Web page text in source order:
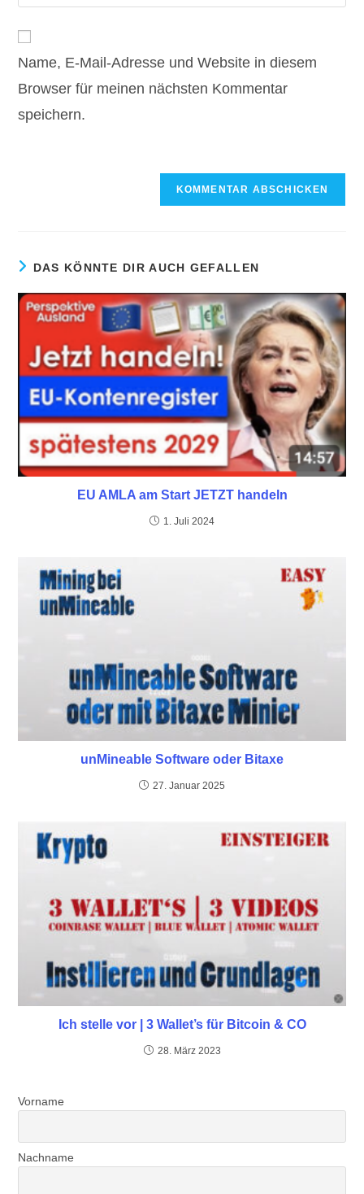
Kommentieren
ein
Kommentieren
deine
URL
ein
(optional)
Name, E-Mail-Adresse und Website in diesem
Browser für meinen nächsten Kommentar
speichern.
DAS KÖNNTE DIR AUCH GEFALLEN
EU AMLA am Start JETZT handeln
1. Juli 2024
unMineable Software oder Bitaxe
27. Januar 2025
Ich stelle vor | 3 Wallet’s für Bitcoin & CO
28. März 2023
Vorname
Nachname